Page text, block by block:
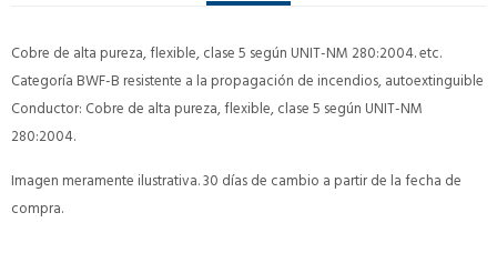
Cobre de alta pureza, flexible, clase 5 según UNIT-NM 280:2004. etc.
Categoría BWF-B resistente a la propagación de incendios, autoextinguible
Conductor: Cobre de alta pureza, flexible, clase 5 según UNIT-NM
280:2004.
Imagen meramente ilustrativa. 30 días de cambio a partir de la fecha de
compra.